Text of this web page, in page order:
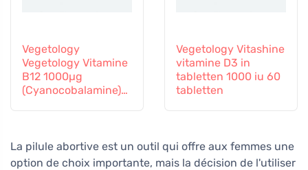
Vegetology
Vegetology Vitamine
B12 1000µg
(Cyanocobalamine)
Vegetology Vitashine
vitamine D3 in
tabletten 1000 iu 60
tabletten
La pilule abortive est un outil qui offre aux femmes une
option de choix importante, mais la décision de l'utiliser